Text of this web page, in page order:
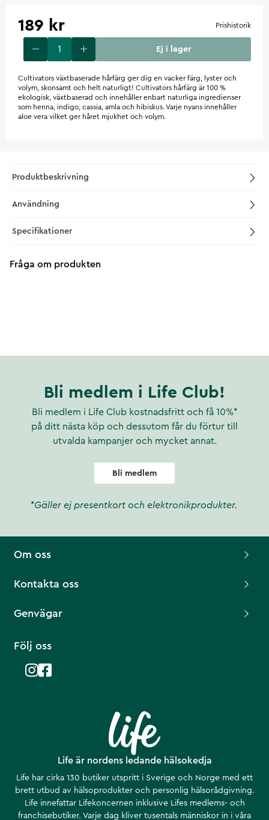
189 kr Prishistorik
Ej i lager
Cultivators växtbaserade hårfärg ger dig en vacker färg, lyster och
volym, skonsamt och helt naturligt! Cultivators hårfärg är 100 %
ekologisk, växtbaserad och innehåller enbart naturliga ingredienser
som henna, indigo, cassia, amla och hibiskus. Varje nyans innehåller
aloe vera vilket ger håret mjukhet och volym.
Produktbeskrivning
Användning
Specifikationer
Fråga om produkten
Bli medlem i Life Club!
Bli medlem i Life Club kostnadsfritt och få 10%*
på ditt nästa köp och dessutom får du förtur till
utvalda kampanjer och mycket annat.
Bli medlem
*Gäller ej presentkort och elektronikprodukter.
Life är nordens ledande hälsokedja
Life har cirka 130 butiker utspritt i Sverige och Norge med ett
brett utbud av hälsoprodukter och personlig hälsorådgivning.
Life innefattar Lifekoncernen inklusive Lifes medlems- och
franchisebutiker. Varje dag kliver tusentals människor in i våra
Om oss
Kontakta oss
Genvägar
Följ oss